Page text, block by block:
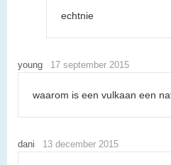
echtnie
young 17 september 2015
waarom is een vulkaan een
dani 13 december 2015